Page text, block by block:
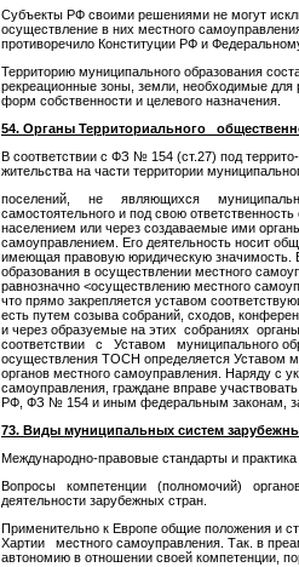
Субъекты РФ своими решениями не могут
осуществление в них местного
противоречило Конституции РФ и
Территорию муниципального образования
рекреационные зоны, земли, необходимые для
форм собственности и целевого назначения.
54. Органы Территориального
В соответствии с ФЗ № 154 (ст.27) под
жительства на части территории
поселений, не являющихся муниципальными
самостоятельного и под свою
населением или через создаваемые ими
самоуправлением. Его деятельность носит
имеющая правовую юридическую значимость.
образования в осуществлении местного
равнозначно <осуществлению местного
что прямо закрепляется уставом
есть путем созыва собраний, сходов,
и через образуемые на этих собраниях
соответствии с Уставом муниципального
осуществления ТОСН определяется Уставом
органов местного самоуправления. Наряду с
самоуправления, граждане вправе
РФ, ФЗ № 154 и иным федеральным законам,
73. Виды муниципальных систем
Международно-правовые стандарты и
Вопросы компетенции (полномочий)
деятельности зарубежных стран.
Применительно к Европе общие положения и
Хартии местного самоуправления. Так. в
автономию в отношении своей компетенции,